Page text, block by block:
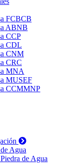
FCBCB
ABNB
CCP
CDL
CNM
CRC
MNA
MUSEF
CCMMNP
Agua
de Agua